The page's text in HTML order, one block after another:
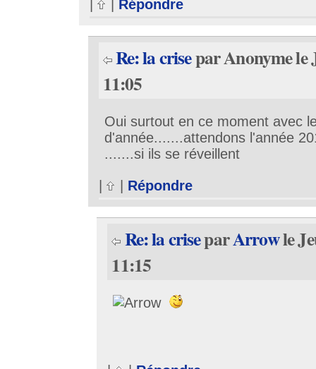
Répondre
Re: la crisepar Anonyme le
11:05
Oui surtout en ce moment avec
d'année.......attendons l'année
.......si ils se réveillent
Répondre
Re: la criseparArrowle
11:15